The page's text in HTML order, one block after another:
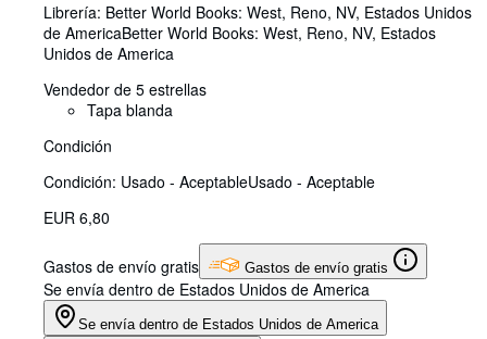
Librería: Better World Books: West, Reno, NV, Estados Unidos
de AmericaBetter World Books: West, Reno, NV, Estados
Unidos de America
Vendedor de 5 estrellas
Tapa blanda
Condición
Condición: Usado - AceptableUsado - Aceptable
EUR 6,80
Gastos de envío gratis Gastos de envío gratis
Se envía dentro de Estados Unidos de America
Se envía dentro de Estados Unidos de America